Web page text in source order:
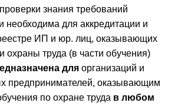
знания требований
необходима для аккредитации и
ИП и юр. лиц, оказывающих
охраны труда (в части обучения)
для организаций и
предпринимателей, оказывающим
по охране труда в любом